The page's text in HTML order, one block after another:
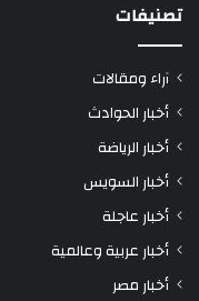
تصنيفات
آراء ومقالات
أخبار الحوادث
أخبار الرياضة
أخبار السويس
أخبار عاجلة
أخبار عربية وعالمية
أخبار مصر